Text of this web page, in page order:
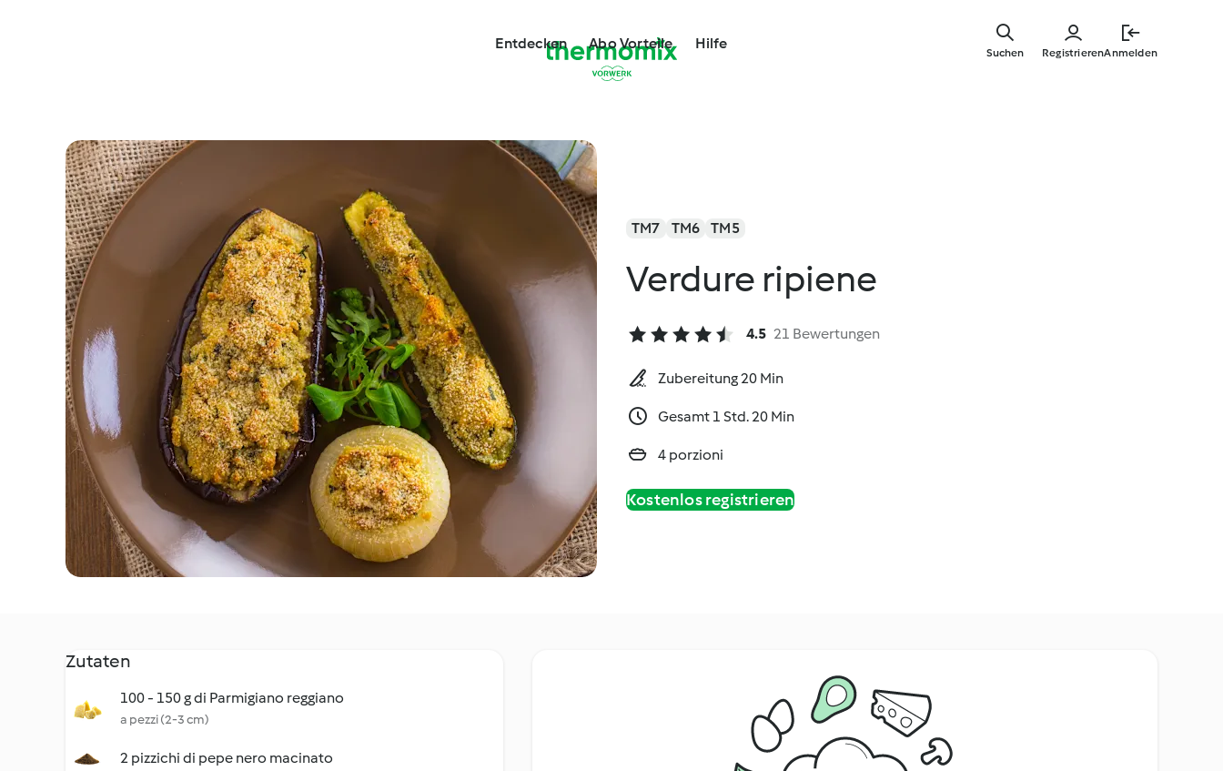
Entdecken Abo Vorteile Hilfe
RegistrierenAnmelden
Suchen
TM7 TM6 TM5
Verdure ripiene
4.5 21 Bewertungen
Zubereitung 20 Min
Gesamt 1 Std. 20 Min
4 porzioni
Kostenlos registrieren
Zutaten
100 - 150 g di Parmigiano reggiano
a pezzi (2-3 cm)
2 pizzichi di pepe nero macinato